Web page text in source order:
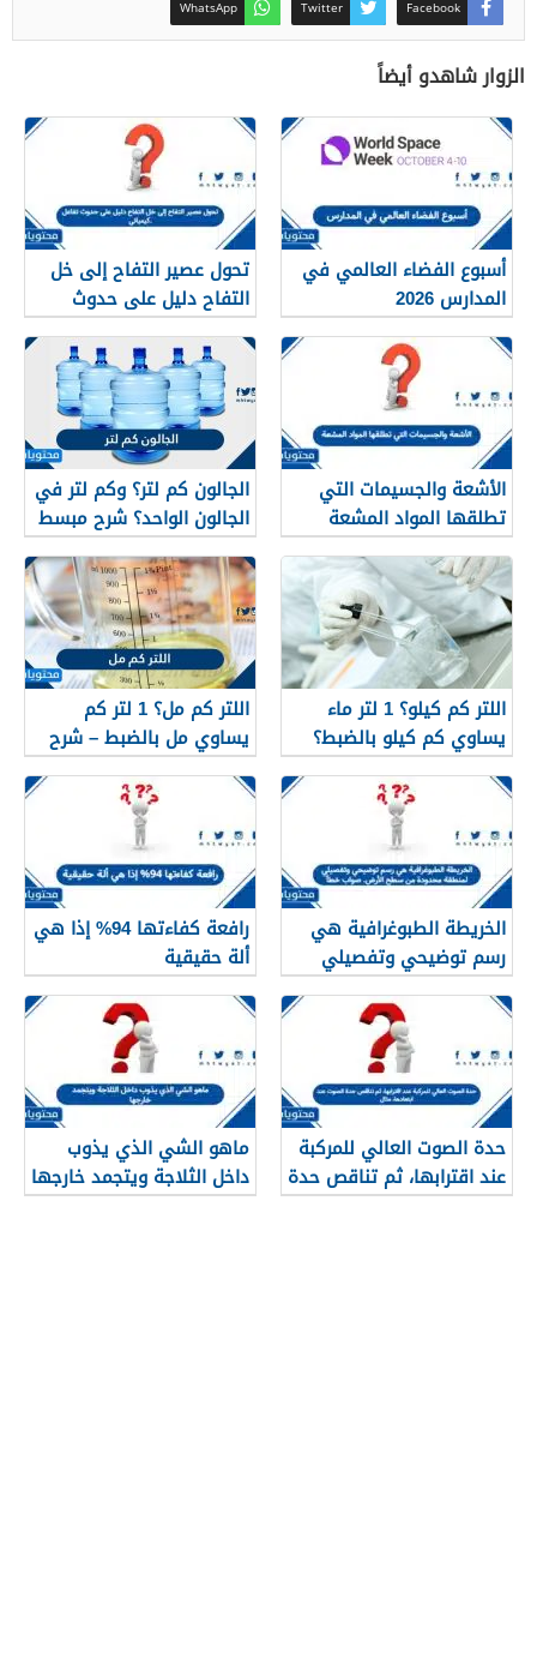
Facebook
Twitter
WhatsApp
الزوار شاهدو أيضاً
أسبوع الفضاء العالمي في
المدارس 2026
تحول عصير التفاح إلى خل
التفاح دليل على حدوث
تفاعل كيميائي.
الأشعة والجسيمات التي
تطلقها المواد المشعة
الجالون كم لتر؟ وكم لتر في
الجالون الواحد؟ شرح مبسط
اللتر كم كيلو؟ 1 لتر ماء
يساوي كم كيلو بالضبط؟
اللتر كم مل؟ 1 لتر كم
يساوي مل بالضبط – شرح
مبسّط وواضح
الخريطة الطبوغرافية هي
رسم توضيحي وتفصيلي
لمنطقة محدودة من سطح
الأرض. صواب خطأ
رافعة كفاءتها 94% إذا هي
ألة حقيقية
حدة الصوت العالي للمركبة
عند اقترابها، ثم تناقص حدة
الصوت عند ابتعادها، مثال
ماهو الشي الذي يذوب
داخل الثلاجة ويتجمد خارجها